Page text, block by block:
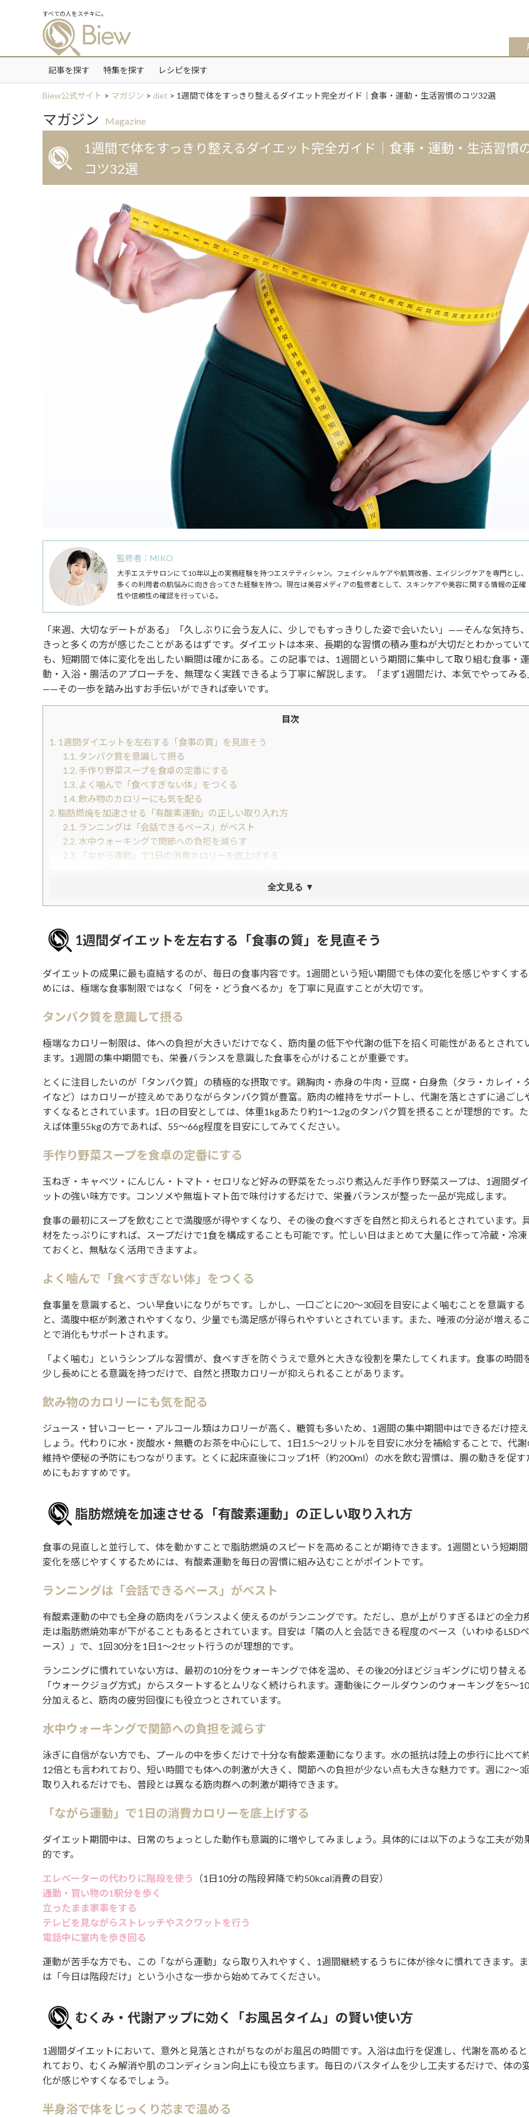
すべての人をステキに。
記事を探す 特集を探す レシピを探す
Biew公式サイト > マガジン > diet > 1週間で体をすっきり整えるダイエット完全ガイド｜食事・運動・生活習慣のコツ32選
マガジン Magazine
1週間で体をすっきり整えるダイエット完全ガイド｜食事・運動・生活習慣
コツ32選
監修者：MIKO
大手エステサロンにて10年以上の実務経験を持つエステティシャン。フェイシャルケアや肌質改善、エイジングケアを専門とし、
多くの利用者の肌悩みに向き合ってきた経験を持つ。現在は美容メディアの監修者として、スキンケアや美容に関する情報の正確
性や信頼性の確認を行っている。
「来週、大切なデートがある」「久しぶりに会う友人に、少しでもすっきりした姿で会いたい」——そんな気持ち、
きっと多くの方が感じたことがあるはずです。ダイエットは本来、長期的な習慣の積み重ねが大切だとわかってい
も、短期間で体に変化を出したい瞬間は確かにある。この記事では、1週間という期間に集中して取り組む食事・運
動・入浴・腸活のアプローチを、無理なく実践できるよう丁寧に解説します。「まず1週間だけ、本気でやってみる
——その一歩を踏み出すお手伝いができれば幸いです。
目次
1. 1週間ダイエットを左右する「食事の質」を見直そう
1.1.タンパク質を意識して摂る
1.2.手作り野菜スープを食卓の定番にする
1.3.よく噛んで「食べすぎない体」をつくる
1.4.飲み物のカロリーにも気を配る
2. 脂肪燃焼を加速させる「有酸素運動」の正しい取り入れ方
2.1.ランニングは「会話できるペース」がベスト
2.2. 水中ウォーキングで関節への負担を減らす
2.3. 「ながら運動」で1日の消費カロリーを底上げする
4.痩せやすい体をつくる「腸活・便秘解消」アプローチ
4.1.水分補給で腸の動きを促す
4.2.
4.3.
お腹のマッサージで腸を優しく刺激する
4.4.
睡眠の質を高めて腸と代謝を整える
6. もっと美容情報をチェック
全文見る ▼
1週間ダイエットを左右する「食事の質」を見直そう
ダイエットの成果に最も直結するのが、毎日の食事内容です。1週間という短い期間でも体の変化を感じやすくす
めには、極端な食事制限ではなく「何を・どう食べるか」を丁寧に見直すことが大切です。
タンパク質を意識して摂る
極端なカロリー制限は、体への負担が大きいだけでなく、筋肉量の低下や代謝の低下を招く可能性があるとされて
ます。1週間の集中期間でも、栄養バランスを意識した食事を心がけることが重要です。
とくに注目したいのが「タンパク質」の積極的な摂取です。鶏胸肉・赤身の牛肉・豆腐・白身魚（タラ・カレイ・
イなど）はカロリーが控えめでありながらタンパク質が豊富。筋肉の維持をサポートし、代謝を落とさずに過ごし
すくなるとされています。1日の目安としては、体重1kgあたり約1〜1.2gのタンパク質を摂ることが理想的です。た
えば体重55kgの方であれば、55〜66g程度を目安にしてみてください。
手作り野菜スープを食卓の定番にする
玉ねぎ・キャベツ・にんじん・トマト・セロリなど好みの野菜をたっぷり煮込んだ手作り野菜スープは、1週間ダ
ットの強い味方です。コンソメや無塩トマト缶で味付けするだけで、栄養バランスが整った一品が完成します。
食事の最初にスープを飲むことで満腹感が得やすくなり、その後の食べすぎを自然と抑えられるとされています。
材をたっぷりにすれば、スープだけで1食を構成することも可能です。忙しい日はまとめて大量に作って冷蔵・冷凍
ておくと、無駄なく活用できますよ。
よく噛んで「食べすぎない体」をつくる
食事量を意識すると、つい早食いになりがちです。しかし、一口ごとに20〜30回を目安によく噛むことを意識する
と、満腹中枢が刺激されやすくなり、少量でも満足感が得られやすいとされています。また、唾液の分泌が増える
とで消化もサポートされます。
「よく噛む」というシンプルな習慣が、食べすぎを防ぐうえで意外と大きな役割を果たしてくれます。食事の時間
少し長めにとる意識を持つだけで、自然と摂取カロリーが抑えられることがあります。
飲み物のカロリーにも気を配る
ジュース・甘いコーヒー・アルコール類はカロリーが高く、糖質も多いため、1週間の集中期間中はできるだけ控
しょう。代わりに水・炭酸水・無糖のお茶を中心にして、1日1.5〜2リットルを目安に水分を補給することで、代謝
維持や便秘の予防にもつながります。とくに起床直後にコップ1杯（約200ml）の水を飲む習慣は、腸の動きを促す
めにもおすすめです。
脂肪燃焼を加速させる「有酸素運動」の正しい取り入れ方
食事の見直しと並行して、体を動かすことで脂肪燃焼のスピードを高めることが期待できます。1週間という短期
変化を感じやすくするためには、有酸素運動を毎日の習慣に組み込むことがポイントです。
ランニングは「会話できるペース」がベスト
有酸素運動の中でも全身の筋肉をバランスよく使えるのがランニングです。ただし、息が上がりすぎるほどの全力
走は脂肪燃焼効率が下がることもあるとされています。目安は「隣の人と会話できる程度のペース（いわゆるLSDペ
ース）」で、1回30分を1日1〜2セット行うのが理想的です。
ランニングに慣れていない方は、最初の10分をウォーキングで体を温め、その後20分ほどジョギングに切り替える
「ウォークジョグ方式」からスタートするとムリなく続けられます。運動後にクールダウンのウォーキングを5〜10
分加えると、筋肉の疲労回復にも役立つとされています。
水中ウォーキングで関節への負担を減らす
泳ぎに自信がない方でも、プールの中を歩くだけで十分な有酸素運動になります。水の抵抗は陸上の歩行に比べて
12倍とも言われており、短い時間でも体への刺激が大きく、関節への負担が少ない点も大きな魅力です。週に2〜3
取り入れるだけでも、普段とは異なる筋肉群への刺激が期待できます。
「ながら運動」で1日の消費カロリーを底上げする
ダイエット期間中は、日常のちょっとした動作も意識的に増やしてみましょう。具体的には以下のような工夫が効
的です。
エレベーターの代わりに階段を使う
（1日10分の階段昇降で約50kcal消費の目安）
通勤・買い物の1駅分を歩く
立ったまま家事をする
テレビを見ながらストレッチやスクワットを行う
電話中に室内を歩き回る
運動が苦手な方でも、この「ながら運動」なら取り入れやすく、1週間継続するうちに体が徐々に慣れてきます。
は「今日は階段だけ」という小さな一歩から始めてみてください。
むくみ・代謝アップに効く「お風呂タイム」の賢い使い方
1週間ダイエットにおいて、意外と見落とされがちなのがお風呂の時間です。入浴は血行を促進し、代謝を高めると
れており、むくみ解消や肌のコンディション向上にも役立ちます。毎日のバスタイムを少し工夫するだけで、体の
化が感じやすくなるでしょう。
半身浴で体をじっくり芯まで温める